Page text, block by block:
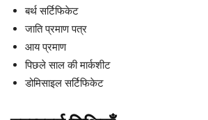
बर्थ सर्टिफिकेट
जाति प्रमाण पत्र
आय प्रमाण
पिछले साल की मार्कशीट
डोमिसाइल सर्टिफिकेट